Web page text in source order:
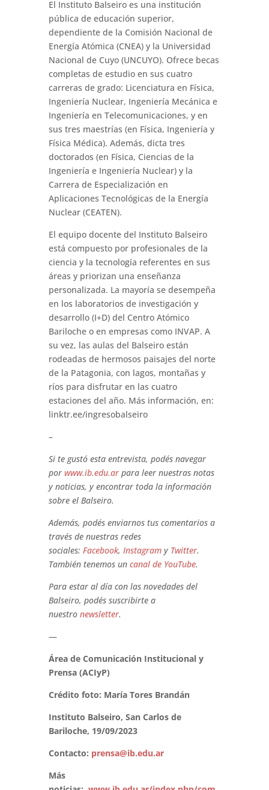
El Instituto Balseiro es una institución
pública de educación superior,
dependiente de la Comisión Nacional de
Energía Atómica (CNEA) y la Universidad
Nacional de Cuyo (UNCUYO). Ofrece becas
completas de estudio en sus cuatro
carreras de grado: Licenciatura en Física,
Ingeniería Nuclear, Ingeniería Mecánica e
Ingeniería en Telecomunicaciones, y en
sus tres maestrías (en Física, Ingeniería y
Física Médica). Además, dicta tres
doctorados (en Física, Ciencias de la
Ingeniería e Ingeniería Nuclear) y la
Carrera de Especialización en
Aplicaciones Tecnológicas de la Energía
Nuclear (CEATEN).
El equipo docente del Instituto Balseiro
está compuesto por profesionales de la
ciencia y la tecnología referentes en sus
áreas y priorizan una enseñanza
personalizada. La mayoría se desempeña
en los laboratorios de investigación y
desarrollo (I+D) del Centro Atómico
Bariloche o en empresas como INVAP. A
su vez, las aulas del Balseiro están
rodeadas de hermosos paisajes del norte
de la Patagonia, con lagos, montañas y
ríos para disfrutar en las cuatro
estaciones del año. Más información, en:
linktr.ee/ingresobalseiro
–
Si te gustó esta entrevista, podés navegar
por www.ib.edu.arpara leer nuestras notas
y noticias, y encontrar toda la información
sobre el Balseiro.
Además, podés enviarnos tus comentarios a
través de nuestras redes
sociales: Facebook, Instagramy Twitter.
También tenemos un canal de YouTube.
Para estar al día con las novedades del
Balseiro, podés suscribirte a
nuestro newsletter.
—
Área de Comunicación Institucional y
Prensa (ACIyP)
Crédito foto: María Tores Brandán
Instituto Balseiro, San Carlos de
Bariloche, 19/09/2023
Contacto: prensa@ib.edu.ar
Más